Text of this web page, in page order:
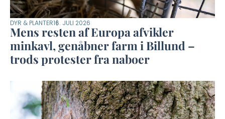
DYR & PLANTER16. JULI 2026
Mens resten af Europa afvikler
minkavl, genåbner farm i Billund –
trods protester fra naboer